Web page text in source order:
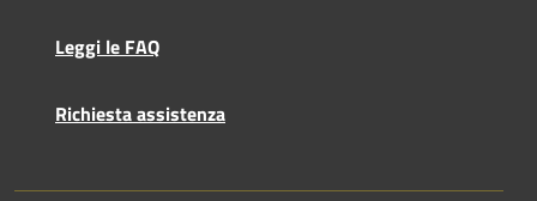
Leggi le FAQ
Richiesta assistenza